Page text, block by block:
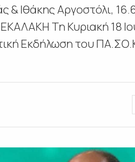
& Ιθάκης Αργοστόλι,
Τη Κυριακή 18
Εκδήλωση του